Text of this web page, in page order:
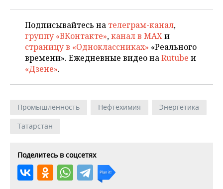
Подписывайтесь на телеграм-канал,
группу «ВКонтакте»,канал в MAXи
страницу в «Одноклассниках» «Реального
времени». Ежедневные видео наRutube и
«Дзене».
Промышленность Нефтехимия
Энергетика
Татарстан
Поделитесь в соцсетях